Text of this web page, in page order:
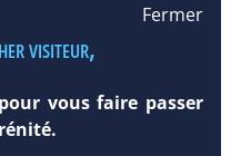
:
Fermer
visiteur,
vous faire passer